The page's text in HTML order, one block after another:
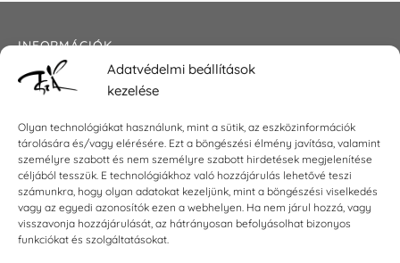
Adatvédelmi beállítások
kezelése
Olyan technológiákat használunk, mint a sütik, az eszközinformációk
tárolására és/vagy elérésére. Ezt a böngészési élmény javítása, valamint
személyre szabott és nem személyre szabott hirdetések megjelenítése
céljából tesszük. E technológiákhoz való hozzájárulás lehetővé teszi
számunkra, hogy olyan adatokat kezeljünk, mint a böngészési viselkedés
vagy az egyedi azonosítók ezen a webhelyen. Ha nem járul hozzá, vagy
visszavonja hozzájárulását, az hátrányosan befolyásolhat bizonyos
funkciókat és szolgáltatásokat.
INFORMÁCIÓK
Általános szerződési feltételek
Impresszum
KAPCSOLAT
E-mail:shop@torokszilvi.com
Telefon: +36 30 6767872